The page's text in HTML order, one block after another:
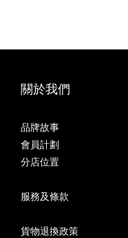
關於我們
品牌故事
會員計劃
分店位置
服務及條款
貨物退換政策